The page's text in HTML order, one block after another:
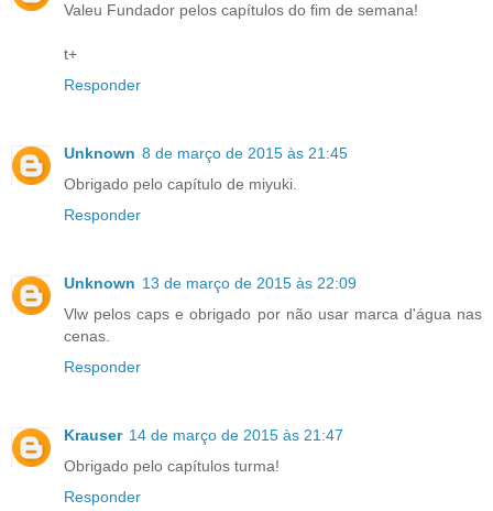
Valeu Fundador pelos capítulos do fim de semana!
t+
Responder
Unknown 8 de março de 2015 às 21:45
Obrigado pelo capítulo de miyuki.
Responder
Unknown 13 de março de 2015 às 22:09
Vlw pelos caps e obrigado por não usar marca d'água nas
cenas.
Responder
Krauser 14 de março de 2015 às 21:47
Obrigado pelo capítulos turma!
Responder